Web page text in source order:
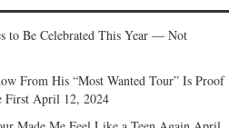
to Be Celebrated This Year — Not
From His “Most Wanted Tour” Is Proof
First April 12, 2024